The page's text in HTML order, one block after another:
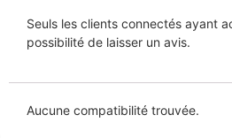
Seuls les clients connectés ayant
possibilité de laisser un avis.
Aucune compatibilité trouvée.